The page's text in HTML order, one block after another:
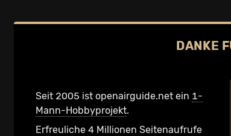
DANKE
Seit 2005 ist openairguide.net ein 1-
Mann-Hobbyprojekt.
Erfreuliche 4 Millionen Seiten­aufrufe